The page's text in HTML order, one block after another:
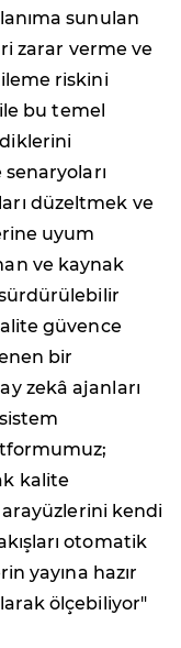
sunulan
zarar verme ve
riskini
bu temel
düzeltmek ve
uyum
ve kaynak
sürdürülebilir
güvence
bir
zekâ ajanları
kalite
arayüzlerini kendi
otomatik
yayına hazır
ölçebiliyor"